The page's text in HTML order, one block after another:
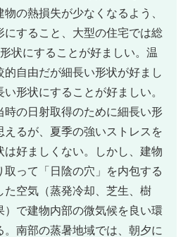
の熱損失が少なくなるよう、
にすること、大型の住宅では総
状にすることが好ましい。温
的自由だが細長い形状が好まし
形状にすることが好ましい。
時の日射取得のために細長い形
えるが、夏季の強いストレスを
は好ましくない。しかし、建物
って「日陰の穴」を内包する
た空気（蒸発冷却、芝生、樹
）で建物内部の微気候を良い環
南部の蒸暑地域では、朝夕に